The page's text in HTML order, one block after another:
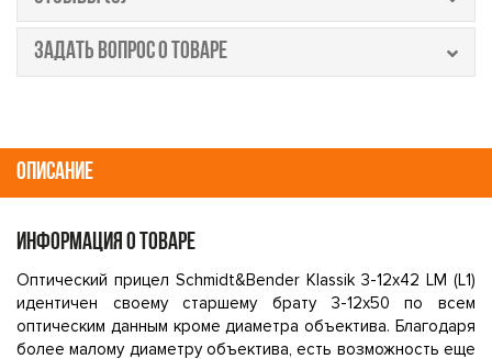
ЗАДАТЬ ВОПРОС О ТОВАРЕ
ОПИСАНИЕ
ИНФОРМАЦИЯ О ТОВАРЕ
Оптический прицел Schmidt&Bender Klassik 3-12x42 LM (L1)
идентичен своему старшему брату 3-12x50 по всем
оптическим данным кроме диаметра объектива. Благодаря
более малому диаметру объектива, есть возможность еще